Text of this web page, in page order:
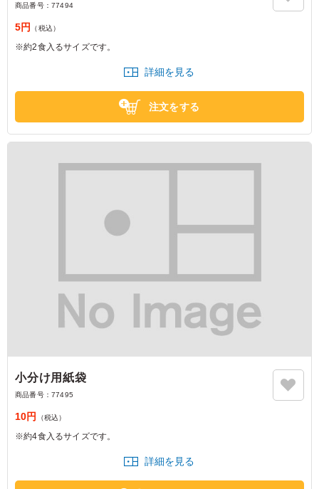
商品番号： 77494
5円 （税込）
※約2食入るサイズです。
詳細を見る
注文をする
小分け用紙袋
商品番号： 77495
10円 （税込）
※約4食入るサイズです。
詳細を見る